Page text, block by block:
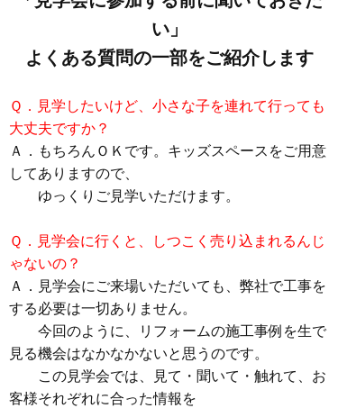
い」
よくある質問の一部をご紹介します
Ｑ．見学したいけど、小さな子を連れて行っても
大丈夫ですか？
Ａ．もちろんＯＫです。キッズスペースをご用意
してありますので、
ゆっくりご見学いただけます。
Ｑ．見学会に行くと、しつこく売り込まれるんじ
ゃないの？
Ａ．見学会にご来場いただいても、弊社で工事を
する必要は一切ありません。
今回のように、リフォームの施工事例を生で
見る機会はなかなかないと思うのです。
この見学会では、見て・聞いて・触れて、お
客様それぞれに合った情報を